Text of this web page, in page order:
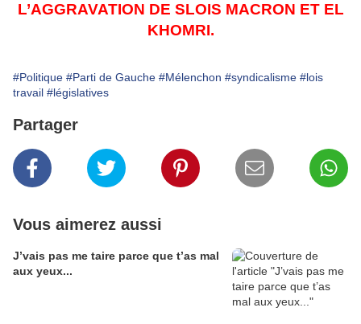
L’AGGRAVATION DE SLOIS MACRON ET EL
KHOMRI.
#Politique #Parti de Gauche #Mélenchon #syndicalisme #lois
travail #législatives
Partager
Vous aimerez aussi
J’vais pas me taire parce que t’as mal
aux yeux...